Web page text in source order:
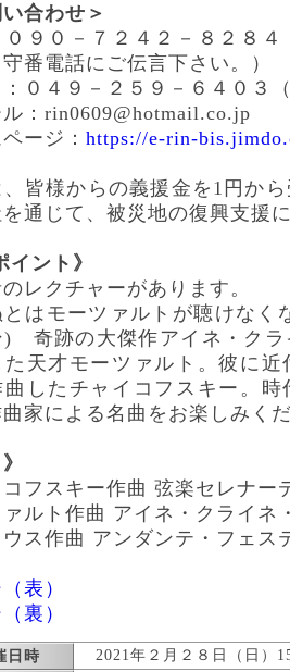
合わせ＞
０９０－７２４２－８２８
番電話にご伝言下さい。）
：０４９－２５９－６４０３
ル：rin0609@hotmail.co.jp
ージ： https://e-rin-
、皆様からの義援金を1円か
通じて、被災地の復興支援
イント》
レクチャーがあります。
とはモーツァルトが聴けな
) 奇跡の大傑作アイネ・クラ
た天才モーツァルト。彼に
曲したチャイコフスキー。
曲家による名曲をお楽しみく
フスキー作曲 弦楽セレナー
ルト作曲 アイネ・クライネ
ウス作曲 アンダンテ・フェス
表）
裏）
日時
2021年２月２８日（日）